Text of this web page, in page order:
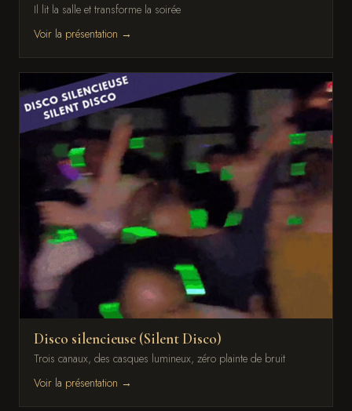
Il lit la salle et transforme la soirée
Voir la présentation →
Disco silencieuse (Silent Disco)
Trois canaux, des casques lumineux, zéro plainte de bruit
Voir la présentation →